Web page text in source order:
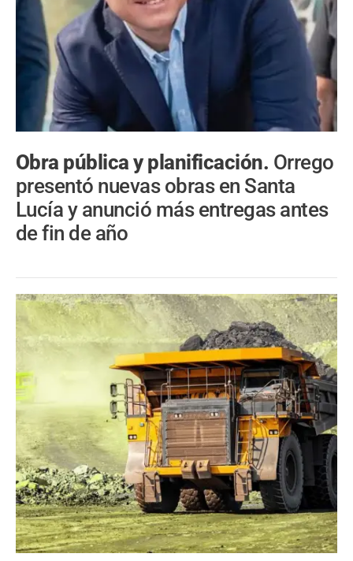
Obra pública y planificación. Orrego
presentó nuevas obras en Santa
Lucía y anunció más entregas antes
de fin de año